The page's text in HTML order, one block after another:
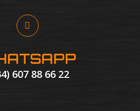
607 88 66 22